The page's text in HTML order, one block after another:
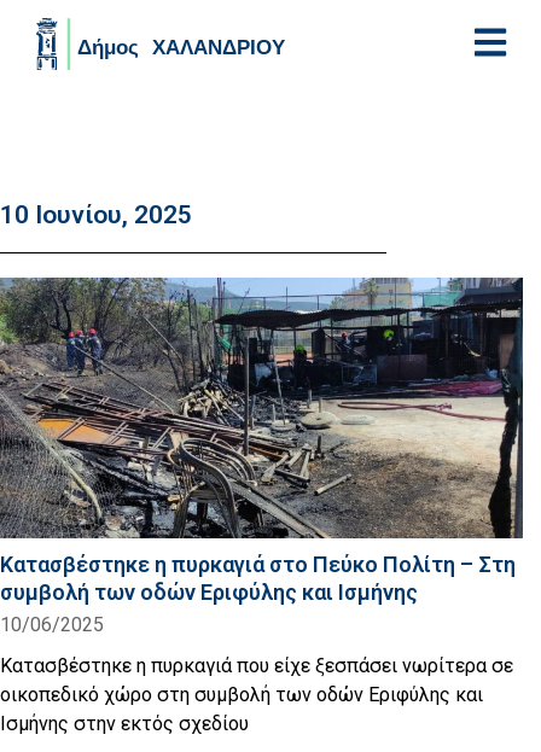
10 Ιουνίου, 2025
Κατασβέστηκε η πυρκαγιά στο Πεύκο Πολίτη – Στη
συμβολή των οδών Εριφύλης και Ισμήνης
10/06/2025
Κατασβέστηκε η πυρκαγιά που είχε ξεσπάσει νωρίτερα σε
οικοπεδικό χώρο στη συμβολή των οδών Εριφύλης και
Ισμήνης στην εκτός σχεδίου